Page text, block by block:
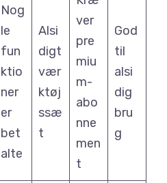
Nog
le
fun
ktio
ner
er
bet
alte
Alsi
digt
vær
ktøj
ssæ
t
ver
pre
miu
m-
abo
nne
men
t
God
til
alsi
dig
bru
g